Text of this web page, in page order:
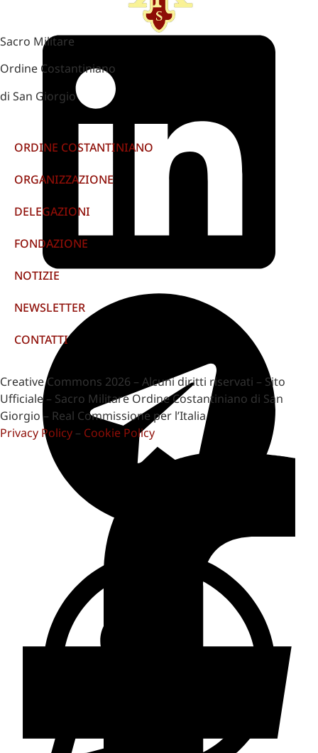
Sacro Militare
Ordine Costantiniano
di San Giorgio
ORDINE COSTANTINIANO
ORGANIZZAZIONE
DELEGAZIONI
FONDAZIONE
NOTIZIE
NEWSLETTER
CONTATTI
Creative Commons 2026 – Alcuni diritti riservati – Sito
Ufficiale – Sacro Militare Ordine Costantiniano di San
Giorgio – Real Commissione per l’Italia
Privacy Policy – Cookie Policy